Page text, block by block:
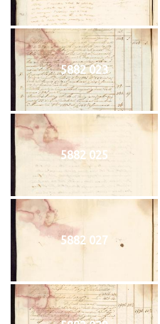
5882 023
5882 025
5882 027